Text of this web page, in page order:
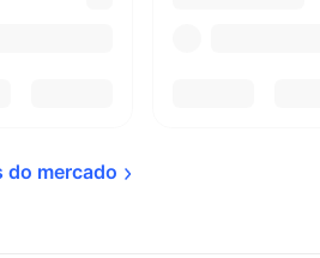
do mercado